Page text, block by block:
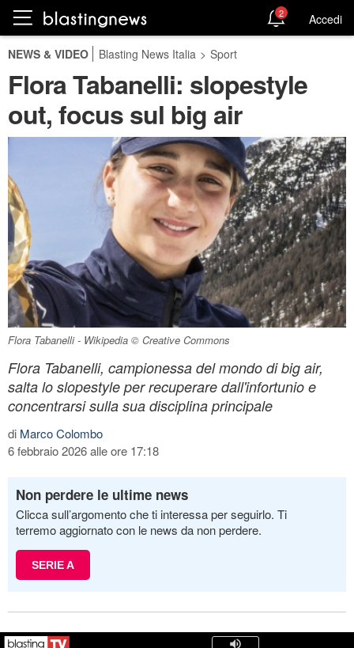
2 Accedi
NEWS & VIDEO Blasting News Italia > Sport
Flora Tabanelli: slopestyle
out, focus sul big air
Flora Tabanelli - Wikipedia © Creative Commons
Flora Tabanelli, campionessa del mondo di big air,
salta lo slopestyle per recuperare dall'infortunio e
concentrarsi sulla sua disciplina principale
di Marco Colombo
6 febbraio 2026 alle ore 17:18
Non perdere le ultime news
Clicca sull’argomento che ti interessa per seguirlo. Ti
terremo aggiornato con le news da non perdere.
SERIE A